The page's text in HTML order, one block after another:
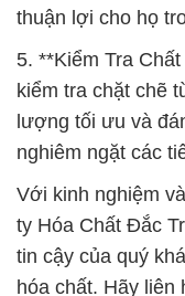
thuận lợi cho họ
5. **Kiểm Tra
kiểm tra chặt chẽ
lượng tối ưu và
nghiêm ngặt các
Với kinh nghiệm
ty Hóa Chất Đắc
tin cậy của quý
hóa chất. Hãy liên